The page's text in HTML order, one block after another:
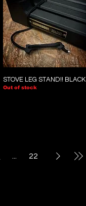
STOVE LEG STAND!! BLACK
Out of stock
22